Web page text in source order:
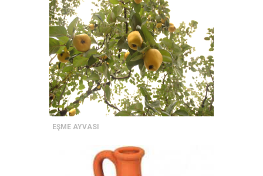
EŞME AYVASI